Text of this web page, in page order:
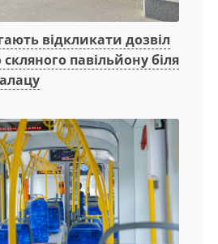
відкликати дозвіл
павільйону біля